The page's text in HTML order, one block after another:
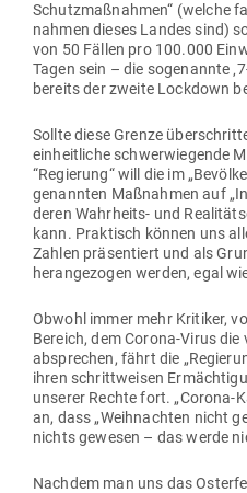
Schutz­maß­nahmen“ (welche
nahmen dieses Landes sind)
von 50 Fällen pro 100.000
Tagen sein – die soge­nannte
bereits der zweite Lockdown
Sollte diese Grenze
ein­heit­liche schwer­wie­gende
“Regierung“ will die im
genannten Maß­nahmen auf
deren Wahr­heits- und
kann. Prak­tisch können uns
Zahlen prä­sen­tiert und als
her­an­ge­zogen werden, egal
Obwohl immer mehr Kri­tiker,
Bereich, dem Corona-Virus
absprechen, fährt die
ihren schritt­weisen
unserer Rechte fort. „Corona-
an, dass „Weih­nachten nicht
nichts gewesen – das werde
Nachdem man uns das